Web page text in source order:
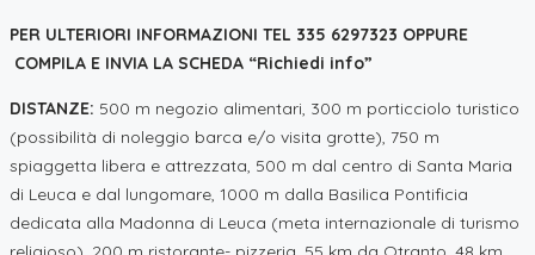
PER ULTERIORI INFORMAZIONI TEL 335 6297323 OPPURE
COMPILA E INVIA LA SCHEDA “Richiedi info”
DISTANZE: 500 m negozio alimentari, 300 m porticciolo turistico
(possibilità di noleggio barca e/o visita grotte), 750 m
spiaggetta libera e attrezzata, 500 m dal centro di Santa Maria
di Leuca e dal lungomare, 1000 m dalla Basilica Pontificia
dedicata alla Madonna di Leuca (meta internazionale di turismo